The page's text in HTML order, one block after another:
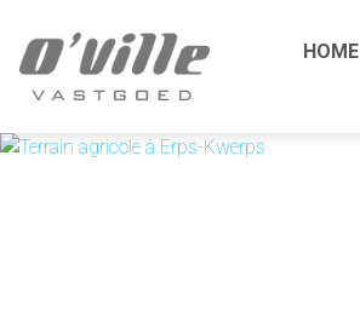
HOME